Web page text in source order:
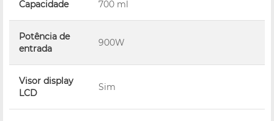
Capacidade 700 ml
Potência de
entrada
900W
Visor display
LCD
Sim